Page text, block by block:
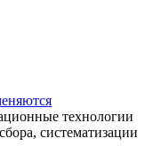
технологии
систематизации